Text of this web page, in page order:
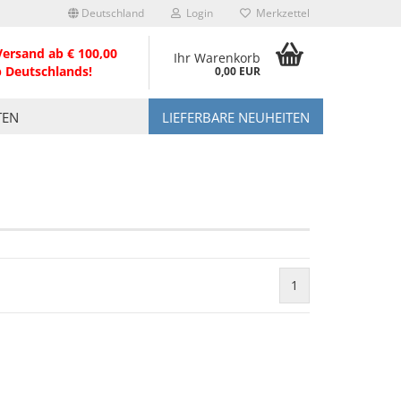
Deutschland Login Merkzettel
ab € 100,00
Deutschlands!
Ihr Warenkorb
0,00 EUR
LIEFERBARE NEUHEITEN
1